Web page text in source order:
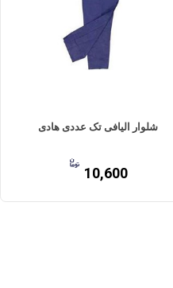
شلوار الیافی تک عددی هادی
10,600